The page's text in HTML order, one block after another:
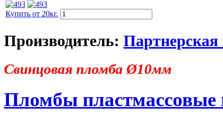
Купить от 20кг.
Производитель:
Свинцовая пломба Ø10мм
Пломбы